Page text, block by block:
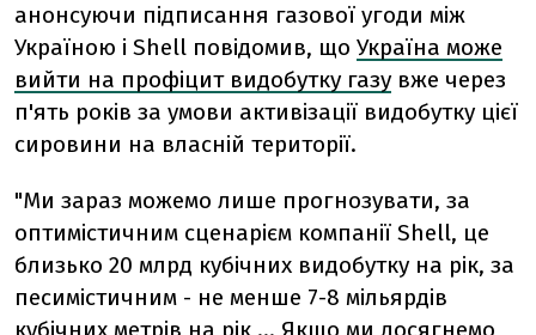
анонсуючи підписання газової угоди між
Україною і Shell повідомив, що Україна може
вийти на профіцит видобутку газу вже через
п'ять років за умови активізації видобутку цієї
сировини на власній території.
"Ми зараз можемо лише прогнозувати, за
оптимістичним сценарієм компанії Shell, це
близько 20 млрд кубічних видобутку на рік, за
песимістичним - не менше 7-8 мільярдів